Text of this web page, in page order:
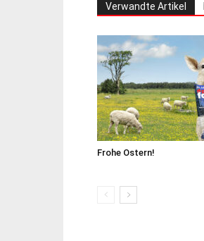
Verwandte Artikel
Frohe Ostern!